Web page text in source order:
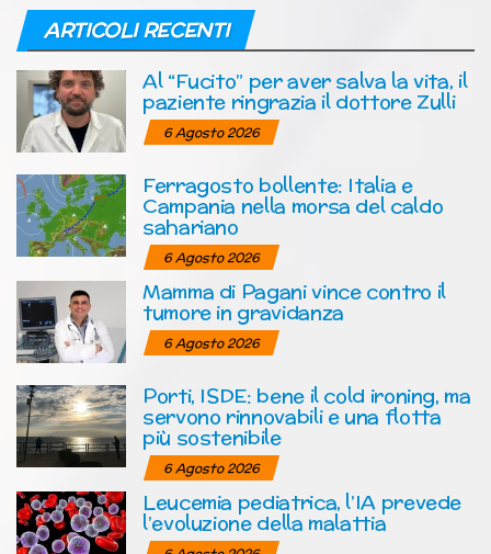
ARTICOLI RECENTI
Al “Fucito” per aver salva la vita, il
paziente ringrazia il dottore Zulli
6 Agosto 2026
Ferragosto bollente: Italia e
Campania nella morsa del caldo
sahariano
6 Agosto 2026
Mamma di Pagani vince contro il
tumore in gravidanza
6 Agosto 2026
Porti, ISDE: bene il cold ironing, ma
servono rinnovabili e una flotta
più sostenibile
6 Agosto 2026
Leucemia pediatrica, l’IA prevede
l’evoluzione della malattia